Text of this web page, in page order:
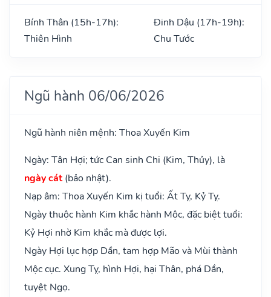
Bính Thân (15h-17h):
Thiên Hình
Đinh Dậu (17h-19h):
Chu Tước
Ngũ hành 06/06/2026
Ngũ hành niên mệnh: Thoa Xuyến Kim
Ngày: Tân Hợi; tức Can sinh Chi (Kim, Thủy), là
ngày cát(bảo nhật).
Nạp âm: Thoa Xuyến Kim kị tuổi: Ất Tỵ, Kỷ Tỵ.
Ngày thuộc hành Kim khắc hành Mộc, đặc biệt tuổi:
Kỷ Hợi nhờ Kim khắc mà được lợi.
Ngày Hợi lục hợp Dần, tam hợp Mão và Mùi thành
Mộc cục. Xung Tỵ, hình Hợi, hại Thân, phá Dần,
tuyệt Ngọ.